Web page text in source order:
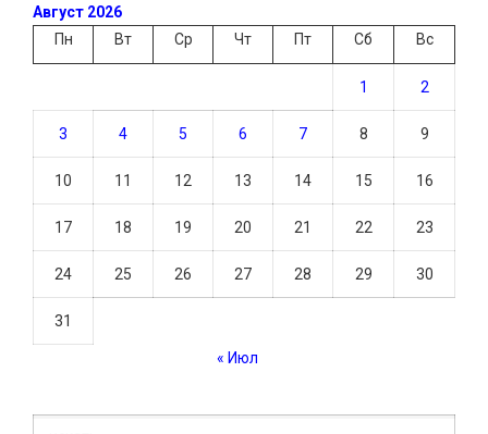
Август 2026
Пн
Вт Ср Чт Пт Сб Вс
1 2
3 4 5 6 7 8 9
10 11 12 13 14 15 16
17 18 19 20 21 22 23
24 25 26 27 28 29 30
31
« Июл